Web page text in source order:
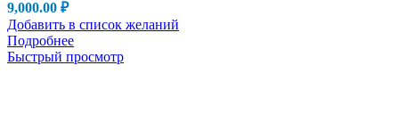
9,000.00 ₽
Добавить в список желаний
Подробнее
Быстрый просмотр